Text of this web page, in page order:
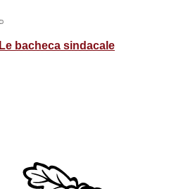
Le bacheca sindacale